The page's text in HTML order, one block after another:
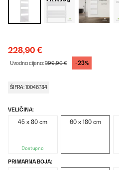
228,90 €
Uvodna cijena:299,90 € -23%
ŠIFRA: 10046784
VELIČINA:
45 x 80 cm
Dostupno
60 x 180 cm
PRIMARNA BOJA: